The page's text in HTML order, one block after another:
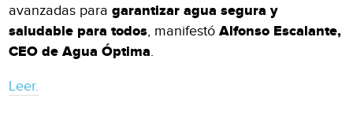
avanzadas para garantizar agua segura y
saludable para todos, manifestóAlfonso Escalante,
CEO de Agua Óptima.
Leer.